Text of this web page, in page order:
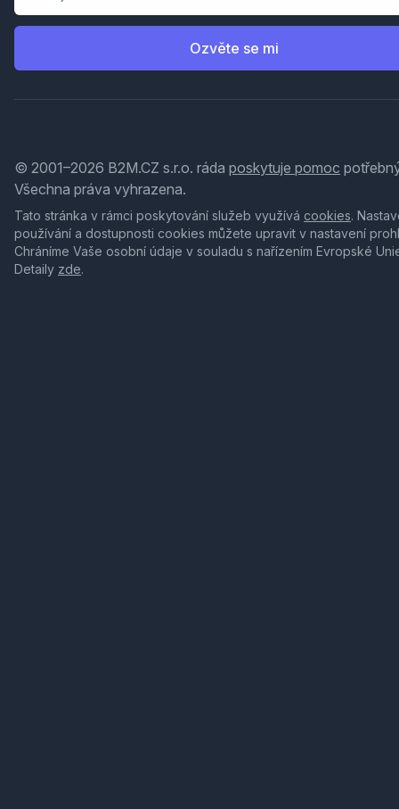
Ozvěte se mi
© 2001–2026 B2M.CZ s.r.o. ráda poskytuje pomoc
Všechna práva vyhrazena.
Tato stránka v rámci poskytování služeb využívá cookies.
používání a dostupnosti cookies můžete upravit v nastavení
Chráníme Vaše osobní údaje v souladu s nařízením Evropské
Detaily zde.